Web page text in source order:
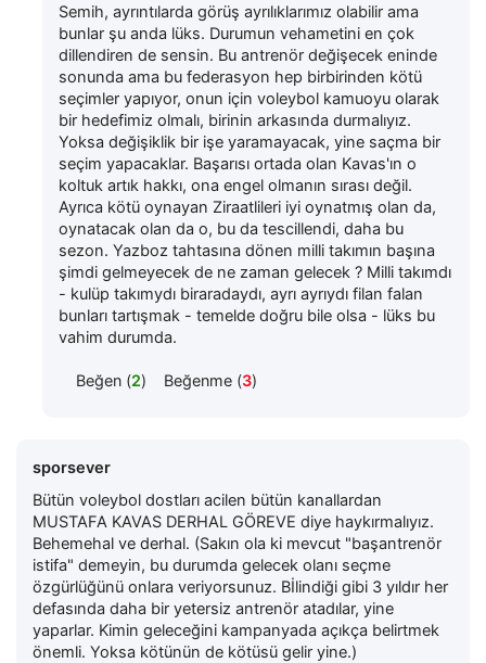
Semih, ayrıntılarda görüş ayrılıklarımız olabilir ama
bunlar şu anda lüks. Durumun vehametini en çok
dillendiren de sensin. Bu antrenör değişecek eninde
sonunda ama bu federasyon hep birbirinden kötü
seçimler yapıyor, onun için voleybol kamuoyu olarak
bir hedefimiz olmalı, birinin arkasında durmalıyız.
Yoksa değişiklik bir işe yaramayacak, yine saçma bir
seçim yapacaklar. Başarısı ortada olan Kavas'ın o
koltuk artık hakkı, ona engel olmanın sırası değil.
Ayrıca kötü oynayan Ziraatlileri iyi oynatmış olan da,
oynatacak olan da o, bu da tescillendi, daha bu
sezon. Yazboz tahtasına dönen milli takımın başına
şimdi gelmeyecek de ne zaman gelecek ? Milli takımdı
- kulüp takımydı biraradaydı, ayrı ayrıydı filan falan
bunları tartışmak - temelde doğru bile olsa - lüks bu
vahim durumda.
Beğen (2) Beğenme (3)
sporsever
Bütün voleybol dostları acilen bütün kanallardan
MUSTAFA KAVAS DERHAL GÖREVE diye haykırmalıyız.
Behemehal ve derhal. (Sakın ola ki mevcut "başantrenör
istifa" demeyin, bu durumda gelecek olanı seçme
özgürlüğünü onlara veriyorsunuz. Bİlindiği gibi 3 yıldır her
defasında daha bir yetersiz antrenör atadılar, yine
yaparlar. Kimin geleceğini kampanyada açıkça belirtmek
önemli. Yoksa kötünün de kötüsü gelir yine.)